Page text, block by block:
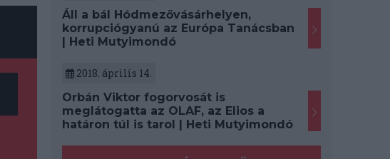
Áll a bál Hódmezővásárhelyen,
korrupciógyanú az Európa Tanácsban
| Heti Mutyimondó
2018. április 14.
Orbán Viktor fogorvosát is
meglátogatta az OLAF, az Elios a
határon túl is tarol | Heti Mutyimondó